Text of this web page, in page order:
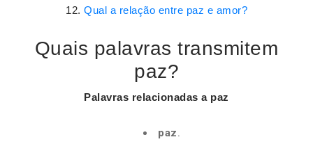
Qual a relação entre paz e amor?
Quais palavras transmitem
paz?
Palavras relacionadas a paz
paz.